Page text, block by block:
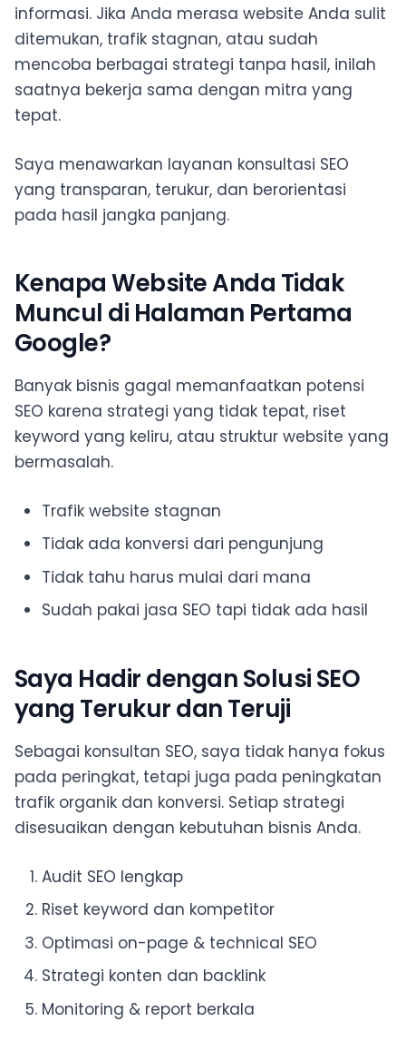
informasi. Jika Anda merasa website Anda sulit
ditemukan, trafik stagnan, atau sudah
mencoba berbagai strategi tanpa hasil, inilah
saatnya bekerja sama dengan mitra yang
tepat.
Saya menawarkan layanan konsultasi SEO
yang transparan, terukur, dan berorientasi
pada hasil jangka panjang.
Kenapa Website Anda Tidak
Muncul di Halaman Pertama
Google?
Banyak bisnis gagal memanfaatkan potensi
SEO karena strategi yang tidak tepat, riset
keyword yang keliru, atau struktur website yang
bermasalah.
Trafik website stagnan
Tidak ada konversi dari pengunjung
Tidak tahu harus mulai dari mana
Sudah pakai jasa SEO tapi tidak ada hasil
Saya Hadir dengan Solusi SEO
yang Terukur dan Teruji
Sebagai konsultan SEO, saya tidak hanya fokus
pada peringkat, tetapi juga pada peningkatan
trafik organik dan konversi. Setiap strategi
disesuaikan dengan kebutuhan bisnis Anda.
Audit SEO lengkap
Riset keyword dan kompetitor
Optimasi on-page & technical SEO
Strategi konten dan backlink
Monitoring & report berkala